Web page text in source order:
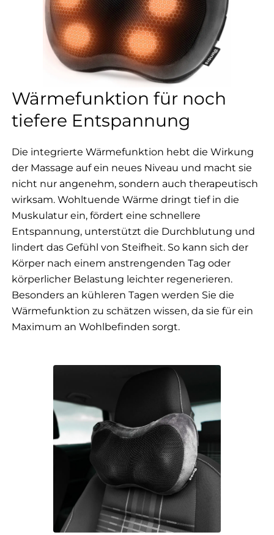
Wärmefunktion für noch
tiefere Entspannung
Die integrierte Wärmefunktion hebt die Wirkung
der Massage auf ein neues Niveau und macht sie
nicht nur angenehm, sondern auch therapeutisch
wirksam. Wohltuende Wärme dringt tief in die
Muskulatur ein, fördert eine schnellere
Entspannung, unterstützt die Durchblutung und
lindert das Gefühl von Steifheit. So kann sich der
Körper nach einem anstrengenden Tag oder
körperlicher Belastung leichter regenerieren.
Besonders an kühleren Tagen werden Sie die
Wärmefunktion zu schätzen wissen, da sie für ein
Maximum an Wohlbefinden sorgt.